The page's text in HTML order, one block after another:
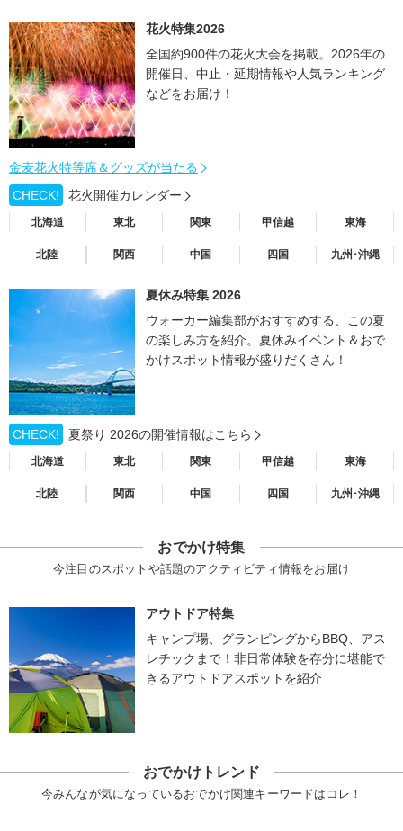
花火特集2026
全国約900件の花火大会を掲載。2026年の
開催日、中止・延期情報や人気ランキング
などをお届け！
金麦花火特等席＆グッズが当たる
CHECK!
花火開催カレンダー
北海道 東北 関東 甲信越 東海
北陸 関西 中国 四国 九州･沖縄
夏休み特集 2026
ウォーカー編集部がおすすめする、この夏
の楽しみ方を紹介。夏休みイベント＆おで
かけスポット情報が盛りだくさん！
CHECK! 夏祭り 2026の開催情報はこちら
北海道 東北 関東 甲信越 東海
北陸 関西 中国 四国 九州･沖縄
おでかけ特集
今注目のスポットや話題のアクティビティ情報をお届け
アウトドア特集
キャンプ場、グランピングからBBQ、アス
レチックまで！非日常体験を存分に堪能で
きるアウトドアスポットを紹介
おでかけトレンド
今みんなが気になっているおでかけ関連キーワードはコレ！